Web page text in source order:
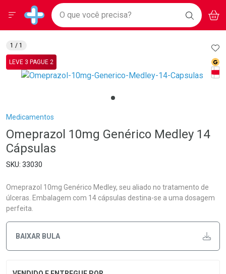
Drogarias Pacheco
Baixe nosso APP e aproveite Ofertas Exclusivas!
BAIXE
O APP
Ir direto para a home
pela página
Ir direto para o conteúdo
Ir direto para a busca
Ir direto para a conta
Ir direto para a ajuda
Ir direto para a notificações
Ir direto para o carrinho
Faça a sua busca
O que você precisa? BUSCAR
Menu
Breadcrumb
Medicamentos
Omeprazol 10mg Genérico Medley 14
Cápsulas
33030
Omeprazol 10mg Genérico Medley, seu aliado no tratamento de
úlceras. Embalagem com 14 cápsulas destina-se a uma dosagem
perfeita.
BAIXAR BULA
LEVE 3 PAGUE 2
1 / 1